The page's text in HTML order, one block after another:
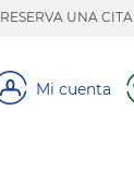
RESERVA UNA CITA
Mi cuenta